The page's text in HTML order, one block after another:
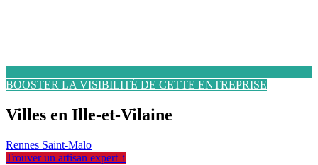
BOOSTER LA VISIBILITÉ DE CETTE ENTREPRISE
Villes en Ille-et-Vilaine
Rennes Saint-Malo
Trouver un artisan expert ↑